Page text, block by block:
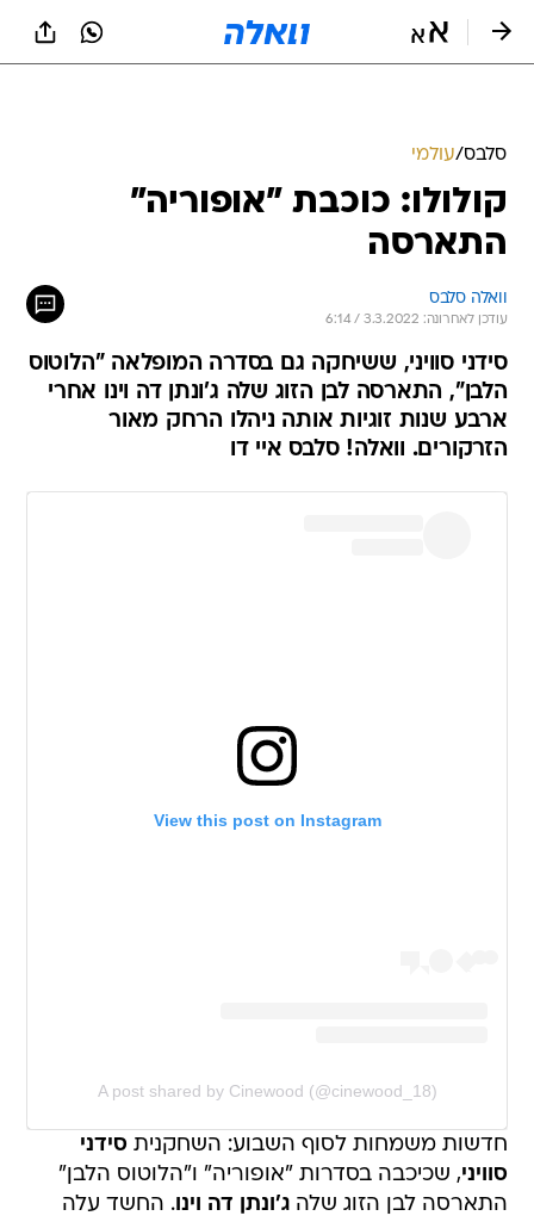
סלבס/עולמי
קולולו: כוכבת "אופוריה"
התארסה
וואלה סלבס
עודכן לאחרונה: 3.3.2022 / 6:14
סידני סוויני, ששיחקה גם בסדרה המופלאה "הלוטוס
הלבן", התארסה לבן הזוג שלה ג'ונתן דה וינו אחרי
ארבע שנות זוגיות אותה ניהלו הרחק מאור
הזרקורים. וואלה! סלבס איי דו
View this post on Instagram
A post shared by Cinewood (@cinewood_18)
חדשות משמחות לסוף השבוע: השחקניתסידני
סוויני, שכיכבה בסדרות "אופוריה" ו"הלוטוס הלבן"
התארסה לבן הזוג שלהג'ונתן דה וינו. החשד עלה